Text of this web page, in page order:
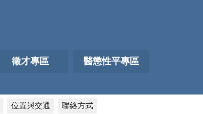
徵才專區 醫懲性平專區
位置與交通 聯絡方式